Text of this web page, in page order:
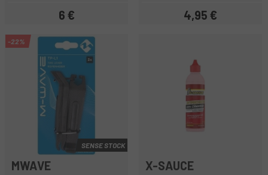
Preu
6 € Preu
4,95 €
-22%
SENSE STOCK
MWAVE X-SAUCE